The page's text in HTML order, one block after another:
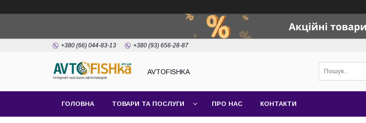
+380 (66) 044-83-13 +380 (93) 656-28-87
AVTOFISHKA
ГОЛОВНА ТОВАРИ ТА ПОСЛУГИ ПРО НАС КОНТАКТИ